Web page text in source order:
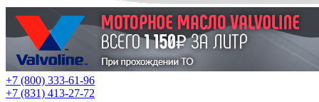
+7 (800) 333-61-96
+7 (831) 413-27-72